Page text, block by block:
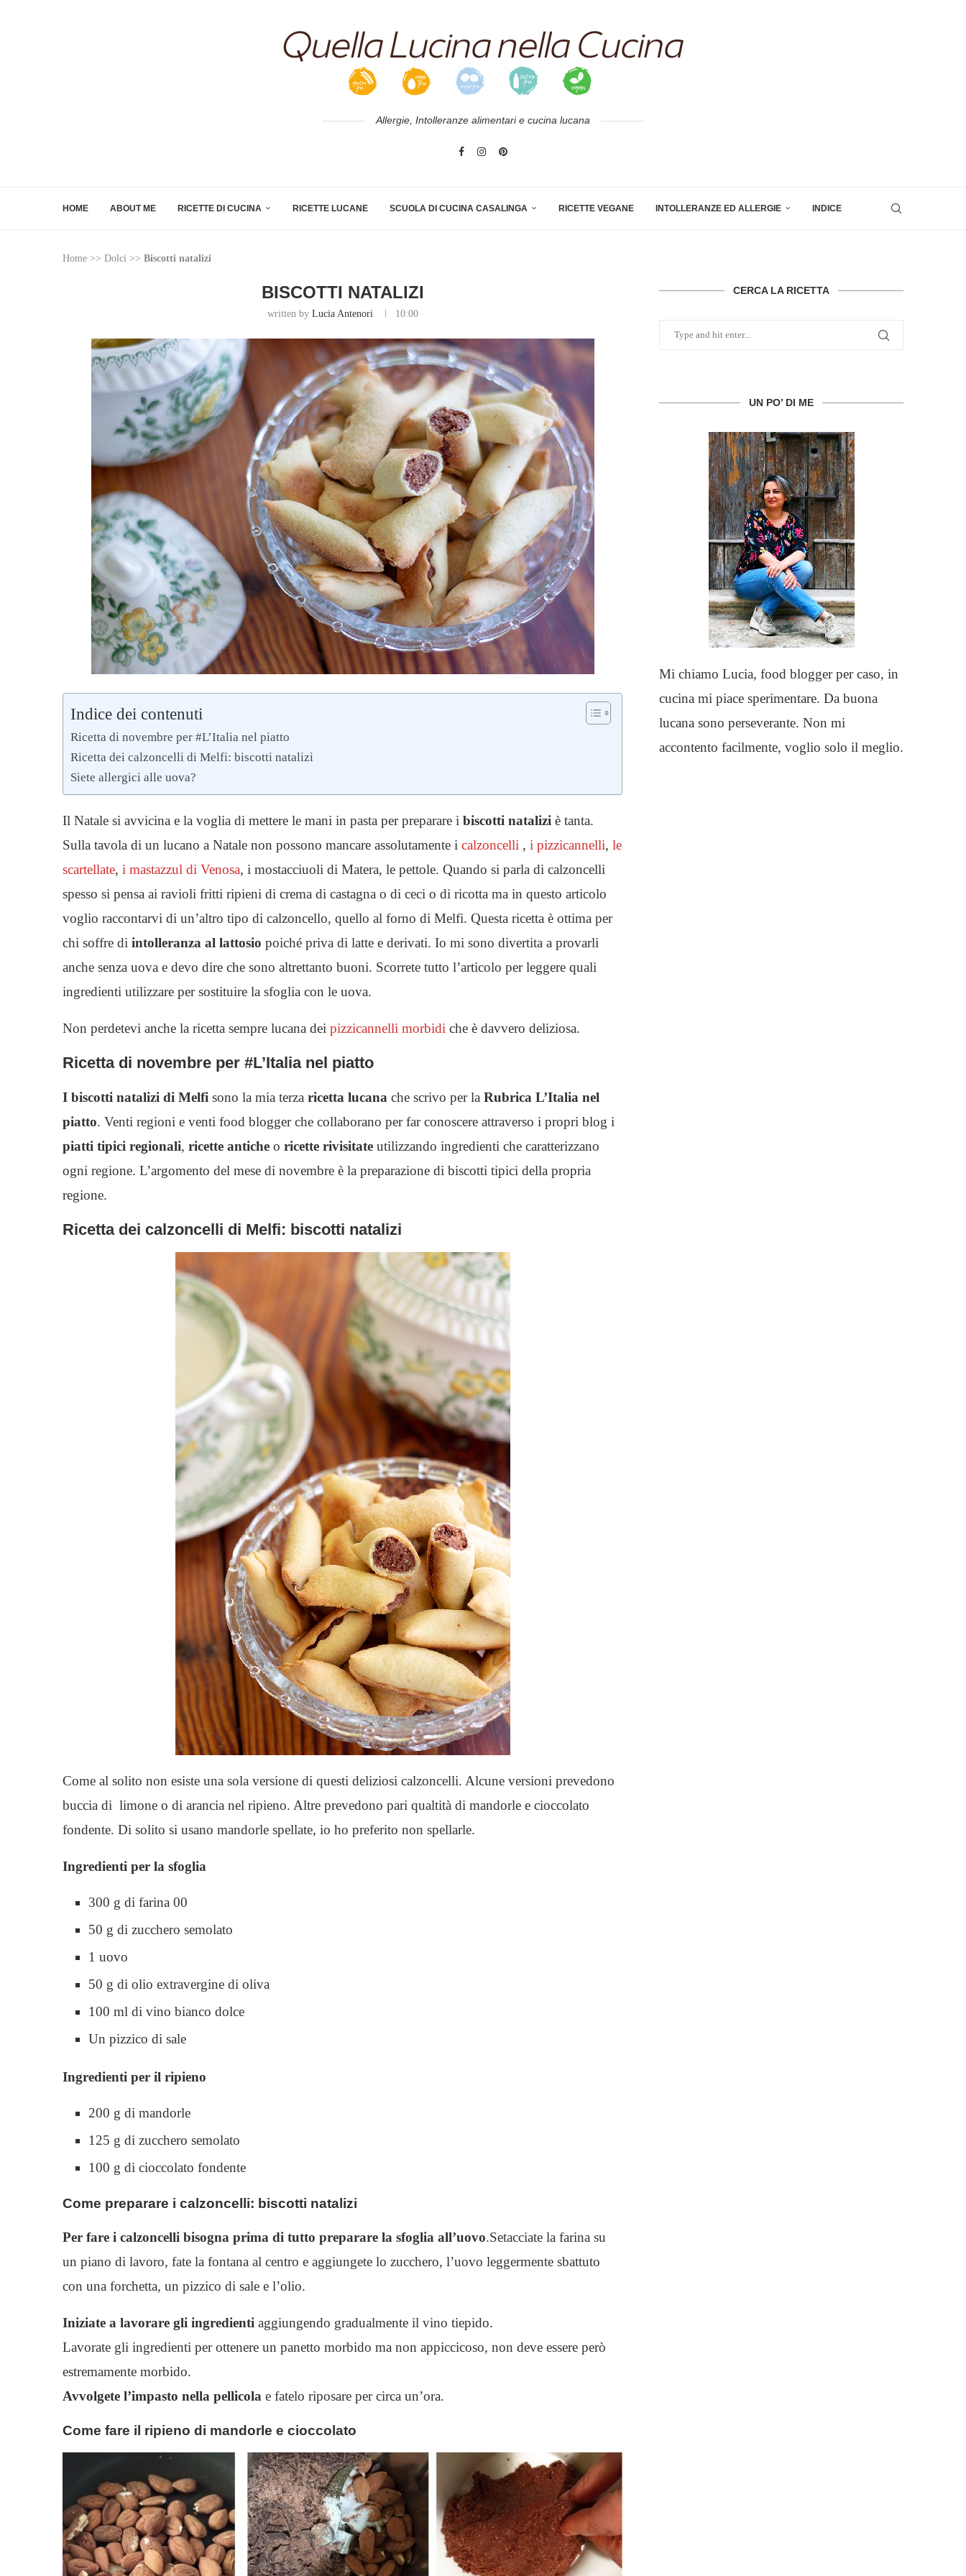
Allergie, Intolleranze alimentari e cucina lucana
HOME ABOUT ME RICETTE DI CUCINA RICETTE LUCANE SCUOLA DI CUCINA CASALINGA RICETTE VEGANE INTOLLERANZE ED ALLERGIE INDICE
Home >> Dolci >> Biscotti natalizi
BISCOTTI NATALIZI
written by Lucia Antenori 10:00
Indice dei contenuti
Ricetta di novembre per #L’Italia nel piatto
Ricetta dei calzoncelli di Melfi: biscotti natalizi
Siete allergici alle uova?
Il Natale si avvicina e la voglia di mettere le mani in pasta per preparare i biscotti natalizi è tanta.
Sulla tavola di un lucano a Natale non possono mancare assolutamente i calzoncelli , i pizzicannelli, le
scartellate, i mastazzul di Venosa, i mostacciuoli di Matera, le pettole. Quando si parla di calzoncelli
spesso si pensa ai ravioli fritti ripieni di crema di castagna o di ceci o di ricotta ma in questo articolo
voglio raccontarvi di un’altro tipo di calzoncello, quello al forno di Melfi. Questa ricetta è ottima per
chi soffre di intolleranza al lattosio poiché priva di latte e derivati. Io mi sono divertita a provarli
anche senza uova e devo dire che sono altrettanto buoni. Scorrete tutto l’articolo per leggere quali
ingredienti utilizzare per sostituire la sfoglia con le uova.
Non perdetevi anche la ricetta sempre lucana dei pizzicannelli morbidi che è davvero deliziosa.
Ricetta di novembre per #L’Italia nel piatto
I biscotti natalizi di Melfi sono la mia terza ricetta lucana che scrivo per la Rubrica L’Italia nel
piatto. Venti regioni e venti food blogger che collaborano per far conoscere attraverso i propri blog i
piatti tipici regionali, ricette antiche o ricette rivisitate utilizzando ingredienti che caratterizzano
ogni regione. L’argomento del mese di novembre è la preparazione di biscotti tipici della propria
regione.
Ricetta dei calzoncelli di Melfi: biscotti natalizi
Come al solito non esiste una sola versione di questi deliziosi calzoncelli. Alcune versioni prevedono
buccia di limone o di arancia nel ripieno. Altre prevedono pari qualtità di mandorle e cioccolato
fondente. Di solito si usano mandorle spellate, io ho preferito non spellarle.
Ingredienti per la sfoglia
300 g di farina 00
50 g di zucchero semolato
1 uovo
50 g di olio extravergine di oliva
100 ml di vino bianco dolce
Un pizzico di sale
Ingredienti per il ripieno
200 g di mandorle
125 g di zucchero semolato
100 g di cioccolato fondente
Come preparare i calzoncelli: biscotti natalizi
Per fare i calzoncelli bisogna prima di tutto preparare la sfoglia all’uovo.Setacciate la farina su
un piano di lavoro, fate la fontana al centro e aggiungete lo zucchero, l’uovo leggermente sbattuto
con una forchetta, un pizzico di sale e l’olio.
Iniziate a lavorare gli ingredienti aggiungendo gradualmente il vino tiepido.
Lavorate gli ingredienti per ottenere un panetto morbido ma non appiccicoso, non deve essere però
estremamente morbido.
Avvolgete l’impasto nella pellicola e fatelo riposare per circa un’ora.
Come fare il ripieno di mandorle e cioccolato
CERCA LA RICETTA
UN PO’ DI ME
Mi chiamo Lucia, food blogger per caso, in
cucina mi piace sperimentare. Da buona
lucana sono perseverante. Non mi
accontento facilmente, voglio solo il meglio.